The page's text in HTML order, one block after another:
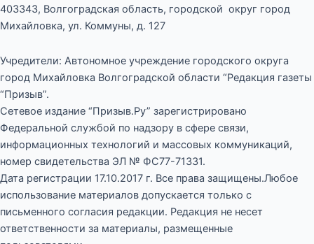
403343, Волгоградская область, городской округ город
Михайловка, ул. Коммуны, д. 127
Учредители: Автономное учреждение городского округа
город Михайловка Волгоградской области “Редакция газеты
“Призыв”.
Сетевое издание “Призыв.Ру” зарегистрировано
Федеральной службой по надзору в сфере связи,
информационных технологий и массовых коммуникаций,
номер свидетельства ЭЛ № ФС77-71331.
Дата регистрации 17.10.2017 г. Все права защищены.Любое
использование материалов допускается только с
письменного согласия редакции. Редакция не несет
ответственности за материалы, размещенные